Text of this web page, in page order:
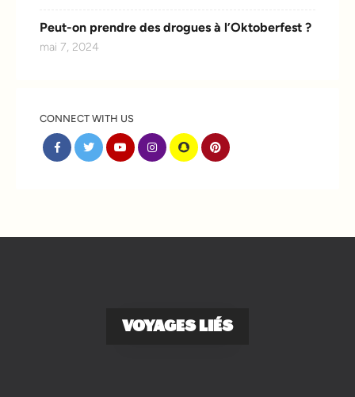
Peut-on prendre des drogues à l’Oktoberfest ?
mai 7, 2024
CONNECT WITH US
VOYAGES LIÉS